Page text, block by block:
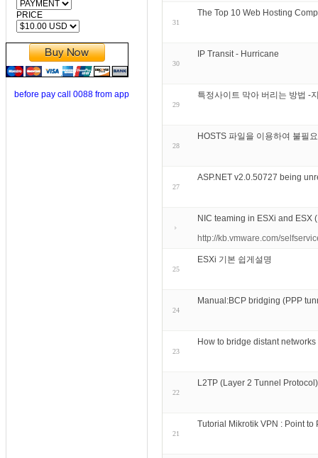
PRICE
before pay call 0088 from app
31
The Top 10 Web Hosting
30
IP Transit - Hurricane
29
특정사이트 막아 버리는 방법 -
28
HOSTS 파일을 이용하여 불필
27
ASP.NET v2.0.50727 being
NIC teaming in ESXi and ESX
http://kb.vmware.com/
25
ESXi 기본 쉽게설명
24
Manual:BCP bridging (PPP
23
How to bridge distant
22
L2TP (Layer 2 Tunnel
21
Tutorial Mikrotik VPN : Point